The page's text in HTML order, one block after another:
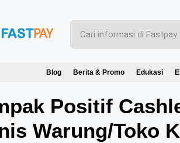
Blog Berita & Promo Edukasi
Positif
Warung/Toko